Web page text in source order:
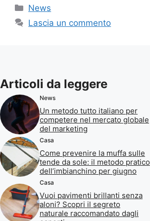
Categorie
News
Lascia un commento
Articoli da leggere
News
Un metodo tutto italiano per
competere nel mercato globale
del marketing
Casa
Come prevenire la muffa sulle
tende da sole: il metodo pratico
dell’imbianchino per giugno
Casa
Vuoi pavimenti brillanti senza
aloni? Scopri il segreto
naturale raccomandato dagli